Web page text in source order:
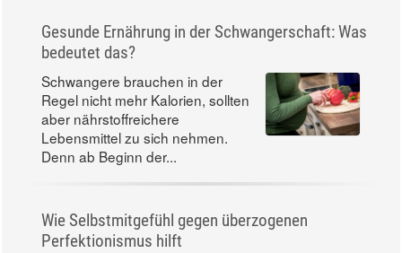
Gesunde Ernährung in der Schwangerschaft: Was
bedeutet das?
Schwangere brauchen in der
Regel nicht mehr Kalorien, sollten
aber nährstoffreichere
Lebensmittel zu sich nehmen.
Denn ab Beginn der...
Wie Selbstmitgefühl gegen überzogenen
Perfektionismus hilft